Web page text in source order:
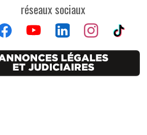
réseaux sociaux